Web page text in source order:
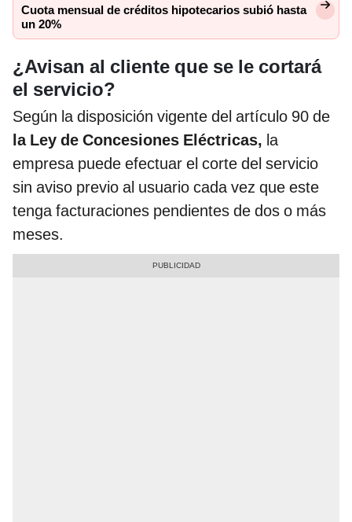
Cuota mensual de créditos hipotecarios subió hasta
un 20%
¿Avisan al cliente que se le cortará
el servicio?
Según la disposición vigente del artículo 90 de
la Ley de Concesiones Eléctricas, la
empresa puede efectuar el corte del servicio
sin aviso previo al usuario cada vez que este
tenga facturaciones pendientes de dos o más
meses.